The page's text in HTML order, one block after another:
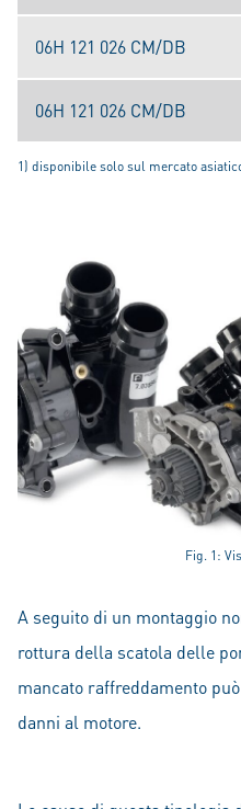
06H 121 026 CM/DB
06H 121 026 CM/DB
1) disponibile solo sul mercato
Fig. 1:
A seguito di un montaggio
rottura della scatola delle
mancato raffreddamento
danni al motore.